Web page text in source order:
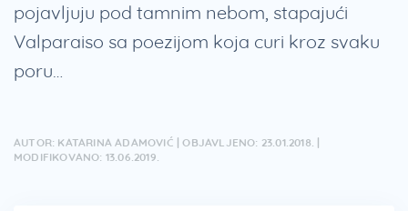
pojavljuju pod tamnim nebom, stapajući
Valparaiso sa poezijom koja curi kroz svaku
poru…
AUTOR: KATARINA ADAMOVIĆ | OBJAVLJENO: 23.01.2018. |
MODIFIKOVANO: 13.06.2019.